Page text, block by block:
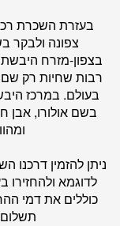
בעזרת השכרת
צפונה ולבקר
רבות שחיות רק
בעולם. במרכז
בשם אולורו, אבן
ניתן להזמין דרכנו
לדוגמא
כוללים את דמי